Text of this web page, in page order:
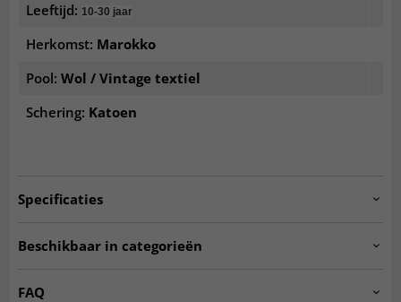
Leeftijd: 10-30 jaar
Herkomst: Marokko
Pool: Wol / Vintage textiel
Schering: Katoen
Specificaties
Beschikbaar in categorieën
FAQ